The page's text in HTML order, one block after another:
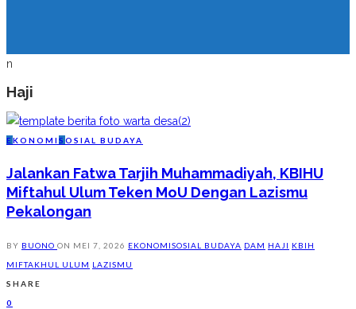
n
Haji
EKONOMI S OSIAL BUDAYA
Jalankan Fatwa Tarjih Muhammadiyah, KBIHU
Miftahul Ulum Teken MoU Dengan Lazismu
Pekalongan
BY BUONO ON MEI 7, 2026 EKONOMISOSIAL BUDAYA DAM HAJI KBIH
MIFTAKHUL ULUM LAZISMU
SHARE
0